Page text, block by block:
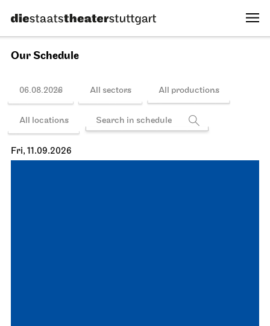
Our Schedule
06.08.2026 All sectors All productions
All locations
Fri, 11.09.2026